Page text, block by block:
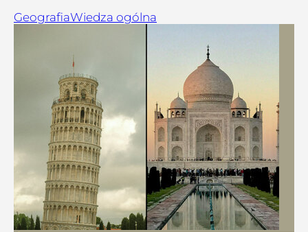
GeografiaWiedza ogólna